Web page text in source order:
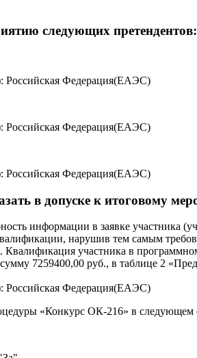
следующих претендентов:
Российская Федерация(ЕАЭС)
Российская Федерация(ЕАЭС)
Российская Федерация(ЕАЭС)
в допуске к итоговому
информации в заявке участника
нарушив тем самым
участника в
7259400,00 руб., в таблице 2
Российская Федерация(ЕАЭС)
«Конкурс ОК-216» в следующем